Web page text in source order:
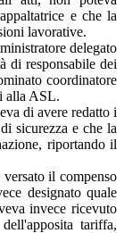
e che la
lavorative.
delegato
di responsabile dei
coordinatore
alla ASL.
di avere redatto i
sicurezza e che la
riportando il
il compenso
designato quale
invece ricevuto
tariffa,